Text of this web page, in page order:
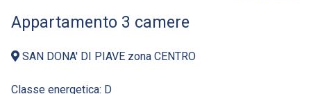
Appartamento 3 camere
SAN DONA' DI PIAVE zona CENTRO
Classe energetica: D